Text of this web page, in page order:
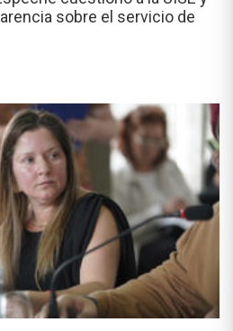
sobre el servicio de